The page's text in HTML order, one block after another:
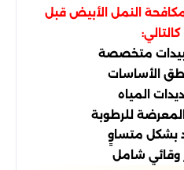
النمل الأبيض قبل
كالتالي:
متخصصة
الأساسات
المياه
المعرضة للرطوبة
بشكل متساوٍ
وقائي شامل